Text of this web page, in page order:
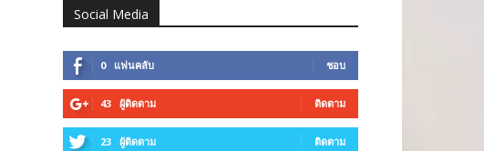
Social Media
0 แฟนคลับ ชอบ
43 ผู้ติดตาม ติดตาม
23 ผู้ติดตาม ติดตาม